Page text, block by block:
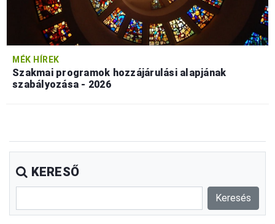
MÉK HÍREK
Szakmai programok hozzájárulási alapjának
szabályozása - 2026
KERESŐ